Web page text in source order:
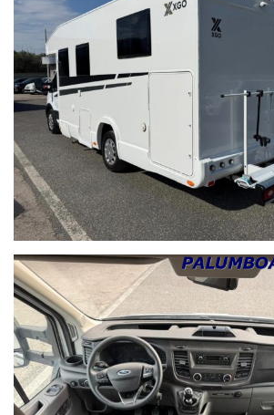
MONTESARCHIO
FRATTAMINORE
NOCERA SUPERIORE
MONTORO
CERCOLA
ERCOLANO
POMIGLIANO D'ARCO
CASALNUOVO DI NAPOLI
VENAFRO
MONTESILVANO
PESCARA
L'ACQUILA
GUIDONIA MONTECELIO
PIGNATARO MAGGIORE
PIETRAMELARA
SAN PRISCO